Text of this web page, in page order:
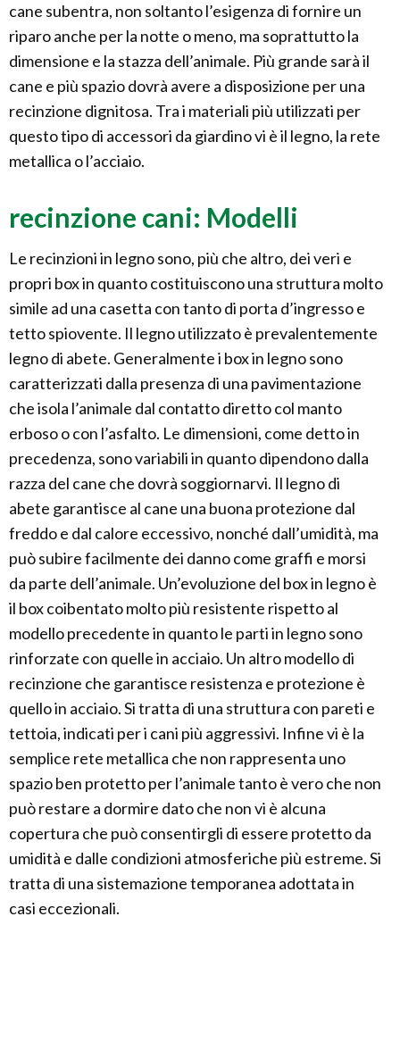
cane subentra, non soltanto l’esigenza di fornire un
riparo anche per la notte o meno, ma soprattutto la
dimensione e la stazza dell’animale. Più grande sarà il
cane e più spazio dovrà avere a disposizione per una
recinzione dignitosa. Tra i materiali più utilizzati per
questo tipo di accessori da giardino vi è il legno, la rete
metallica o l’acciaio.
recinzione cani: Modelli
Le recinzioni in legno sono, più che altro, dei veri e
propri box in quanto costituiscono una struttura molto
simile ad una casetta con tanto di porta d’ingresso e
tetto spiovente. Il legno utilizzato è prevalentemente
legno di abete. Generalmente i box in legno sono
caratterizzati dalla presenza di una pavimentazione
che isola l’animale dal contatto diretto col manto
erboso o con l’asfalto. Le dimensioni, come detto in
precedenza, sono variabili in quanto dipendono dalla
razza del cane che dovrà soggiornarvi. Il legno di
abete garantisce al cane una buona protezione dal
freddo e dal calore eccessivo, nonché dall’umidità, ma
può subire facilmente dei danno come graffi e morsi
da parte dell’animale. Un’evoluzione del box in legno è
il box coibentato molto più resistente rispetto al
modello precedente in quanto le parti in legno sono
rinforzate con quelle in acciaio. Un altro modello di
recinzione che garantisce resistenza e protezione è
quello in acciaio. Si tratta di una struttura con pareti e
tettoia, indicati per i cani più aggressivi. Infine vi è la
semplice rete metallica che non rappresenta uno
spazio ben protetto per l’animale tanto è vero che non
può restare a dormire dato che non vi è alcuna
copertura che può consentirgli di essere protetto da
umidità e dalle condizioni atmosferiche più estreme. Si
tratta di una sistemazione temporanea adottata in
casi eccezionali.